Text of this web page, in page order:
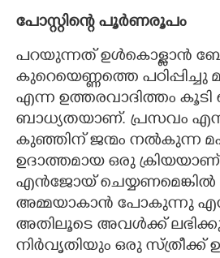
പോസ്റ്റിന്റെ പൂർണരൂപം
പറയുന്നത് ഉൾകൊള്ളാൻ
കുറെയെണ്ണത്തെ
എന്ന ഉത്തരവാദിത്തം കൂടി
ബാധ്യതയാണ്. പ്രസവം
കുഞ്ഞിന് ജന്മം നൽകുന്ന
ഉദാത്തമായ ഒരു
എൻജോയ്
അമ്മയാകാൻ പോകുന്നു
അതിലൂടെ അവൾക്ക്
നിർവൃതിയും ഒരു സ്ത്രീക്ക്